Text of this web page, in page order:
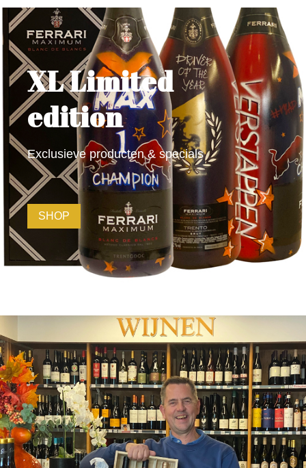
XL Limited
edition
Exclusieve producten & specials
SHOP